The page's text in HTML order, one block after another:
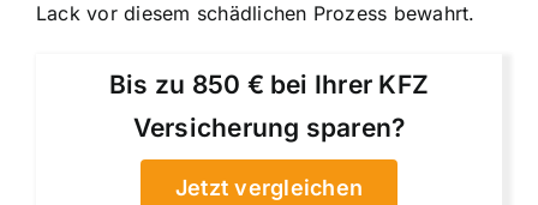
Lack vor diesem schädlichen Prozess bewahrt.
Bis zu 850 € bei Ihrer KFZ
Versicherung sparen?
Jetzt vergleichen